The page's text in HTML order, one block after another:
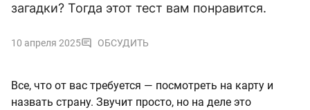
загадки? Тогда этот тест вам понравится.
10 апреля 2025 ОБСУДИТЬ
Все, что от вас требуется — посмотреть на карту и
назвать страну. Звучит просто, но на деле это